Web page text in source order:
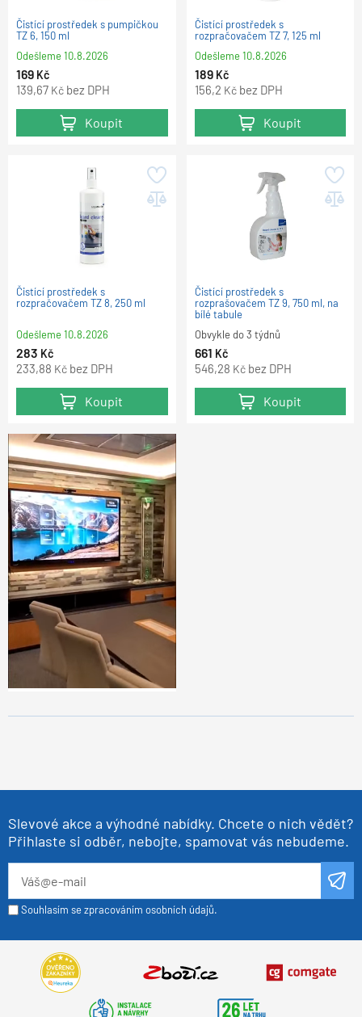
Čistící prostředek s pumpičkou
TZ 6, 150 ml
Odešleme10.8.2026
169 Kč
139,67 Kč bez DPH
Koupit
Čistící prostředek s
rozpračovačem TZ 7, 125 ml
Odešleme10.8.2026
189 Kč
156,2 Kč bez DPH
Koupit
Čistící prostředek s
rozpračovačem TZ 8, 250 ml
Odešleme10.8.2026
283 Kč
233,88 Kč bez DPH
Koupit
Čistící prostředek s
rozprašovačem TZ 9, 750 ml, na
bílé tabule
Obvykle do 3 týdnů
661 Kč
546,28 Kč bez DPH
Koupit
Slevové akce a výhodné nabídky. Chcete o nich vědět?
Přihlaste si odběr, nebojte, spamovat vás nebudeme.
Souhlasím se zpracováním osobních údajů.